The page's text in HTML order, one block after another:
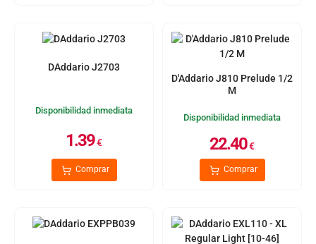
DAddario J2703
Disponibilidad inmediata
1.39€
Comprar
D'Addario J810 Prelude 1/2
M
Disponibilidad inmediata
22.40€
Comprar